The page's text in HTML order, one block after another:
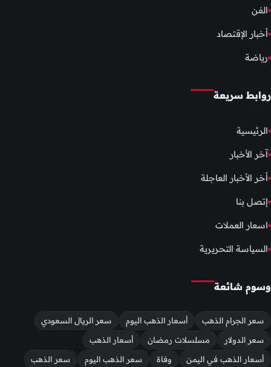
الفن
أخبار الإقتصاد
رياضة
روابط سريعة
الرئيسية
آخر الأخبار
أخر الأخبار العاجلة
إتصل بنا
اسعار العملات
السياسة التحريرية
وسوم شائعة
سعر الجرام الذهب أسعار الذهب اليوم
سعر الريال السعودي
سعر الدولار
مسلسلات رمضان
أسعار الذهب
أسعار الذهب في اليمن
وفاة سعر الذهب اليوم سعر الذهب